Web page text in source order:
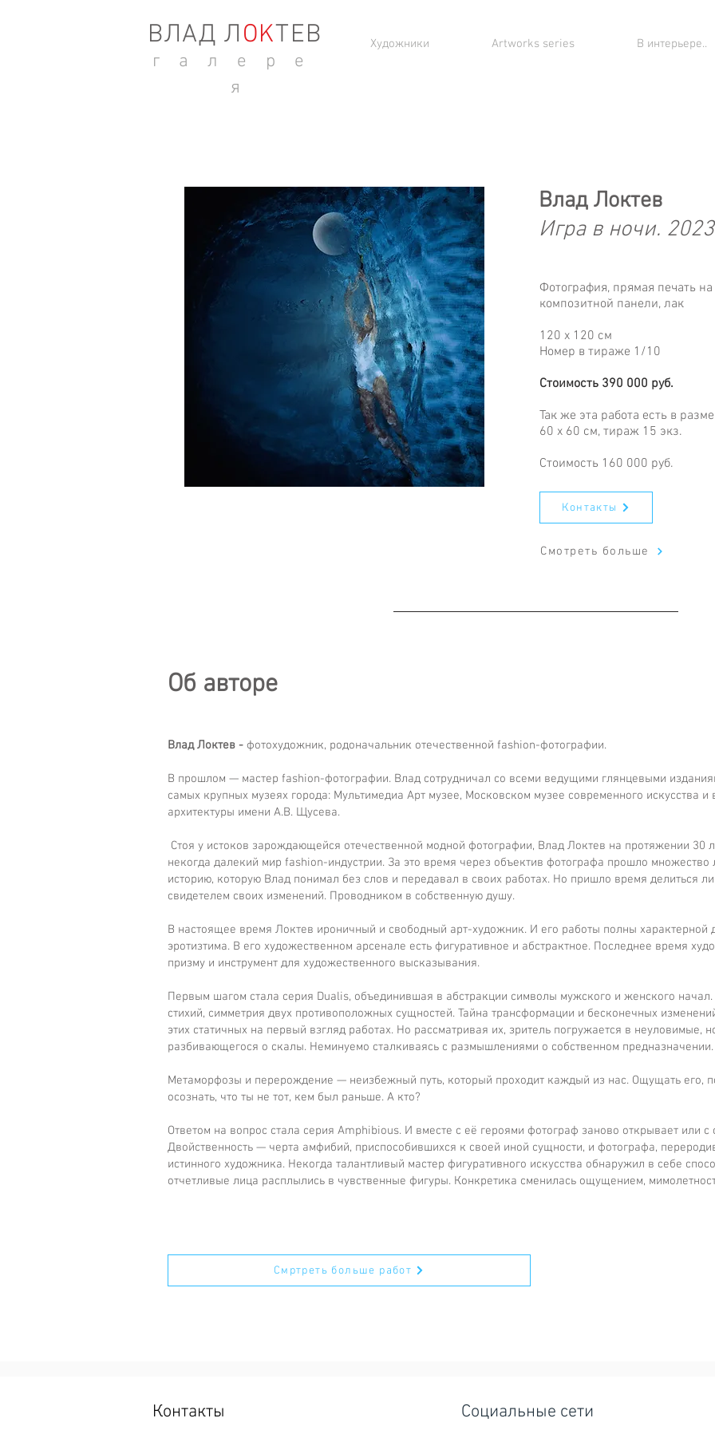
ВЛАД ЛОKТЕВ
г а л е р е
я
Художники Artworks series В интерьере..
Влад Локтев
Игра в ночи. 2023
Фотография, прямая печать
композитной панели, лак
120 х 120 см
Номер в тираже 1/10
Стоимость 390 000 руб.
Так же эта работа есть в
60 х 60 см, тираж 15 экз.
Стоимость 160 000 руб.
Контакты
Смотреть больше
Об авторе
Влад Локтев - фотохудожник, родоначальник отечественной fashion-фотографии.
В прошлом — мастер fashion-фотографии. Влад сотрудничал со всеми ведущими глянцевыми
самых крупных музеях города: Мультимедиа Арт музее, Московском музее современного искусства и
архитектуры имени А.В. Щусева.
Стоя у истоков зарождающейся отечественной модной фотографии, Влад Локтев на протяжении 30
некогда далекий мир fashion-индустрии. За это время через объектив фотографа прошло
историю, которую Влад понимал без слов и передавал в своих работах. Но пришло время делиться
свидетелем своих изменений. Проводником в собственную душу.
В настоящее время Локтев ироничный и свободный арт-художник. И его работы полны характерной
эротизтима. В его художественном арсенале есть фигуративное и абстрактное. Последнее время
призму и инструмент для художественного высказывания.
Первым шагом стала серия Dualis, объединившая в абстракции символы мужского и женского
стихий, симметрия двух противоположных сущностей. Тайна трансформации и бесконечных
этих статичных на первый взгляд работах. Но рассматривая их, зритель погружается в неуловимые,
разбивающегося о скалы. Неминуемо сталкиваясь с размышлениями о собственном
Метаморфозы и перерождение — неизбежный путь, который проходит каждый из нас. Ощущать его,
осознать, что ты не тот, кем был раньше. А кто?
Ответом на вопрос стала серия Amphibious. И вместе с её героями фотограф заново открывает или с
Двойственность — черта амфибий, приспособившихся к своей иной сущности, и фотографа,
истинного художника. Некогда талантливый мастер фигуративного искусства обнаружил в себе
отчетливые лица расплылись в чувственные фигуры. Конкретика сменилась ощущением,
Смртреть больше работ
Контакты Социальные сети